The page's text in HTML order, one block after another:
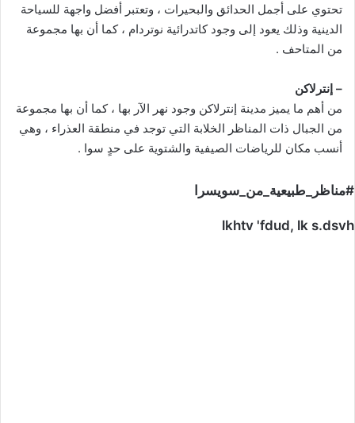
تحتوي على أجمل الحدائق والبحيرات ، وتعتبر أفضل واجهة للسياحة
الدينية وذلك يعود إلى وجود كاتدرائية نوتردام ، كما أن بها مجموعة
من المتاحف .
– إنترلاكن
من أهم ما يميز مدينة إنترلاكن وجود نهر الآر بها ، كما أن بها مجموعة
من الجبال ذات المناظر الخلابة التي توجد في منطقة العذراء ، وهي
أنسب مكان للرياضات الصيفية والشتوية على حدٍ سوا .
#مناظر_طبيعية_من_سويسرا
lkhtv 'fdud, lk s.dsvh